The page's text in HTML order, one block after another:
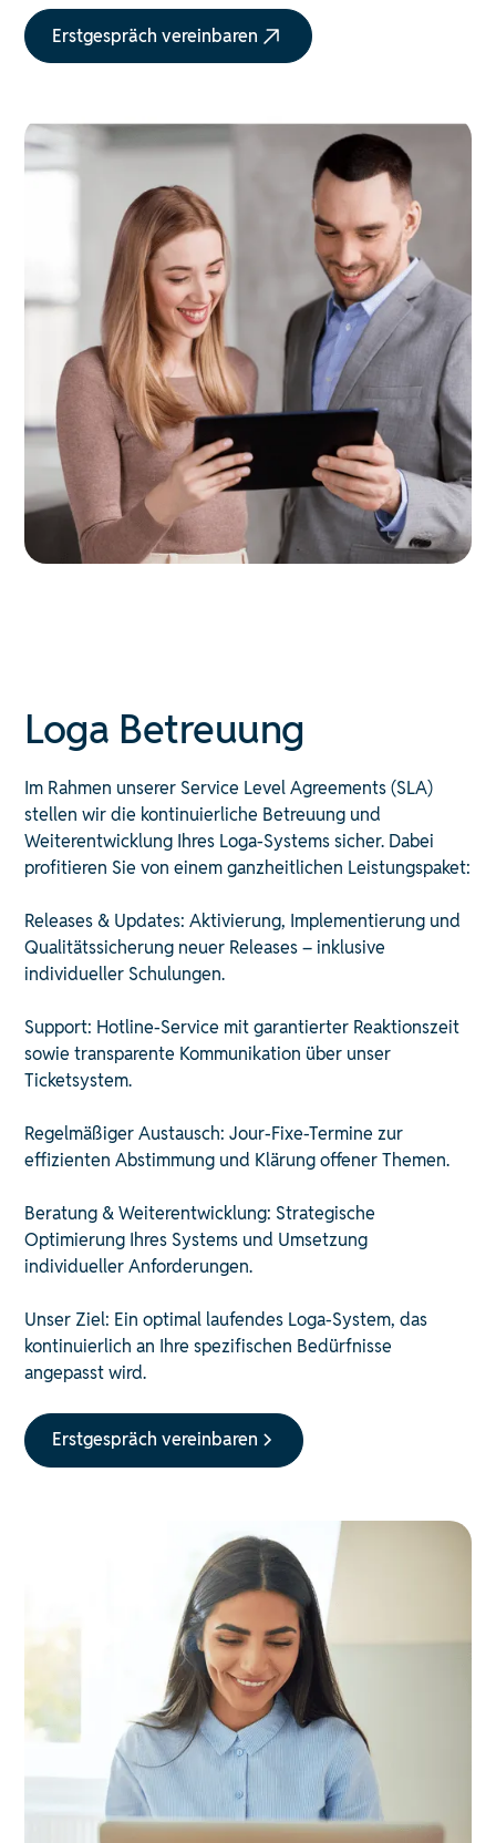
Erstgespräch vereinbaren
Loga Betreuung
Im Rahmen unserer Service Level Agreements (SLA)
stellen wir die kontinuierliche Betreuung und
Weiterentwicklung Ihres Loga-Systems sicher. Dabei
profitieren Sie von einem ganzheitlichen Leistungspaket:
Releases & Updates: Aktivierung, Implementierung und
Qualitätssicherung neuer Releases – inklusive
individueller Schulungen.
Support: Hotline-Service mit garantierter Reaktionszeit
sowie transparente Kommunikation über unser
Ticketsystem.
Regelmäßiger Austausch: Jour-Fixe-Termine zur
effizienten Abstimmung und Klärung offener Themen.
Beratung & Weiterentwicklung: Strategische
Optimierung Ihres Systems und Umsetzung
individueller Anforderungen.
Unser Ziel: Ein optimal laufendes Loga-System, das
kontinuierlich an Ihre spezifischen Bedürfnisse
angepasst wird.
Erstgespräch vereinbaren